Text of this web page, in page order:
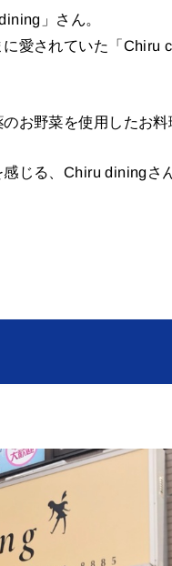
」さん。
愛されていた「Chiru
お野菜を使用したお料
じる、Chiru diningさ